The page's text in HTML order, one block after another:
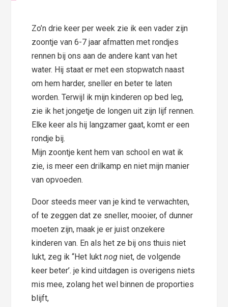
Zo’n drie keer per week zie ik een vader zijn
zoontje van 6-7 jaar afmatten met rondjes
rennen bij ons aan de andere kant van het
water. Hij staat er met een stopwatch naast
om hem harder, sneller en beter te laten
worden. Terwijl ik mijn kinderen op bed leg,
zie ik het jongetje de longen uit zijn lijf rennen.
Elke keer als hij langzamer gaat, komt er een
rondje bij.
Mijn zoontje kent hem van school en wat ik
zie, is meer een drilkamp en niet mijn manier
van opvoeden.
Door steeds meer van je kind te verwachten,
of te zeggen dat ze sneller, mooier, of dunner
moeten zijn, maak je er juist onzekere
kinderen van. En als het ze bij ons thuis niet
lukt, zeg ik “Het luktnogniet, de volgende
keer beter’. je kind uitdagen is overigens niets
mis mee, zolang het wel binnen de proporties
blijft,